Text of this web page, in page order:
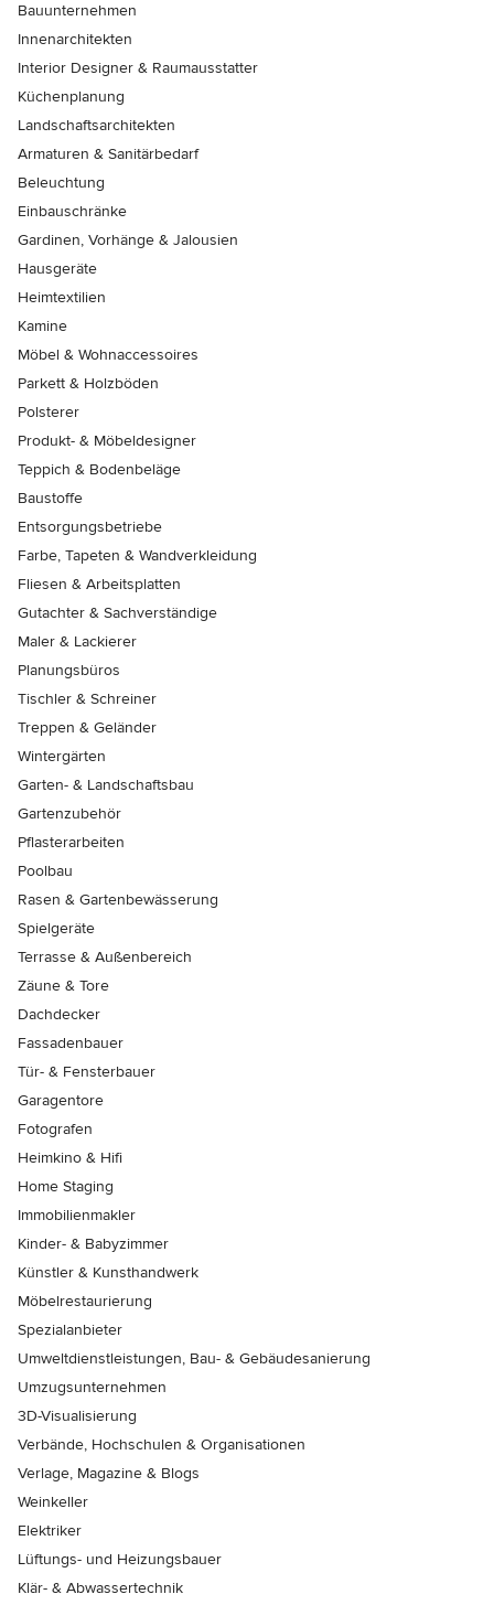
Bauunternehmen
Innenarchitekten
Interior Designer & Raumausstatter
Küchenplanung
Landschaftsarchitekten
Armaturen & Sanitärbedarf
Beleuchtung
Einbauschränke
Gardinen, Vorhänge & Jalousien
Hausgeräte
Heimtextilien
Kamine
Möbel & Wohnaccessoires
Parkett & Holzböden
Polsterer
Produkt- & Möbeldesigner
Teppich & Bodenbeläge
Baustoffe
Entsorgungsbetriebe
Farbe, Tapeten & Wandverkleidung
Fliesen & Arbeitsplatten
Gutachter & Sachverständige
Maler & Lackierer
Planungsbüros
Tischler & Schreiner
Treppen & Geländer
Wintergärten
Garten- & Landschaftsbau
Gartenzubehör
Pflasterarbeiten
Poolbau
Rasen & Gartenbewässerung
Spielgeräte
Terrasse & Außenbereich
Zäune & Tore
Dachdecker
Fassadenbauer
Tür- & Fensterbauer
Garagentore
Fotografen
Heimkino & Hifi
Home Staging
Immobilienmakler
Kinder- & Babyzimmer
Künstler & Kunsthandwerk
Möbelrestaurierung
Spezialanbieter
Umweltdienstleistungen, Bau- & Gebäudesanierung
Umzugsunternehmen
3D-Visualisierung
Verbände, Hochschulen & Organisationen
Verlage, Magazine & Blogs
Weinkeller
Elektriker
Lüftungs- und Heizungsbauer
Klär- & Abwassertechnik